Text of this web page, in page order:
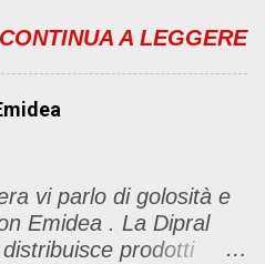
dell'amicizia .... Mi
di sentimenti ed
siete obbligate a
bene, altrimenti no
Le regole sono le
Prelevare l'immagine
CONTINUA A LEGGERE
vi parlo di golosità e
Emidea . La Dipral
prodotti